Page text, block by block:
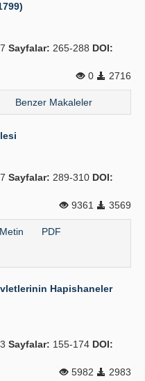
Sayfalar: 265-288 DOI:
0
2716
Benzer Makaleler
Sayfalar: 289-310 DOI:
9361
3569
PDF
Hapishaneler
Sayfalar: 155-174 DOI:
5982
2983